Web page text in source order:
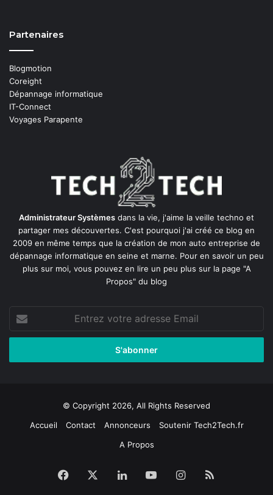
Partenaires
Blogmotion
Coreight
Dépannage informatique
IT-Connect
Voyages Parapente
Administrateur Systèmes dans la vie, j'aime la veille techno et
partager mes découvertes. C'est pourquoi j'ai créé ce blog en
2009 en même temps que la création de mon auto entreprise de
dépannage informatique en seine et marne. Pour en savoir un peu
plus sur moi, vous pouvez en lire un peu plus sur la page "A
Propos" du blog
Entrez
votre
adresse
© Copyright 2026, All Rights Reserved
Accueil
Contact Annonceurs
Soutenir Tech2Tech.fr
A Propos
Facebook LinkedinYouTubeInstagram